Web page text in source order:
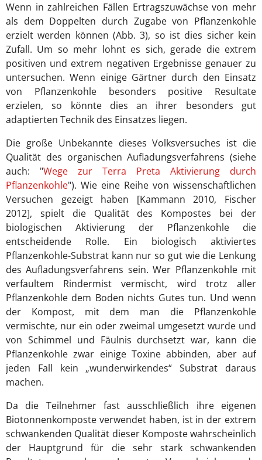
Wenn in zahlreichen Fällen Ertragszuwächse von mehr
als dem Doppelten durch Zugabe von Pflanzenkohle
erzielt werden können (Abb. 3), so ist dies sicher kein
Zufall. Um so mehr lohnt es sich, gerade die extrem
positiven und extrem negativen Ergebnisse genauer zu
untersuchen. Wenn einige Gärtner durch den Einsatz
von Pflanzenkohle besonders positive Resultate
erzielen, so könnte dies an ihrer besonders gut
adaptierten Technik des Einsatzes liegen.
Die große Unbekannte dieses Volksversuches ist die
Qualität des organischen Aufladungsverfahrens (siehe
auch: "Wege zur Terra Preta Aktivierung durch
Pflanzenkohle"). Wie eine Reihe von wissenschaftlichen
Versuchen gezeigt haben [Kammann 2010, Fischer
2012], spielt die Qualität des Kompostes bei der
biologischen Aktivierung der Pflanzenkohle die
entscheidende Rolle. Ein biologisch aktiviertes
Pflanzenkohle-Substrat kann nur so gut wie die Lenkung
des Aufladungsverfahrens sein. Wer Pflanzenkohle mit
verfaultem Rindermist vermischt, wird trotz aller
Pflanzenkohle dem Boden nichts Gutes tun. Und wenn
der Kompost, mit dem man die Pflanzenkohle
vermischte, nur ein oder zweimal umgesetzt wurde und
von Schimmel und Fäulnis durchsetzt war, kann die
Pflanzenkohle zwar einige Toxine abbinden, aber auf
jeden Fall kein „wunderwirkendes“ Substrat daraus
machen.
Da die Teilnehmer fast ausschließlich ihre eigenen
Biotonnenkomposte verwendet haben, ist in der extrem
schwankenden Qualität dieser Komposte wahrscheinlich
der Hauptgrund für die sehr stark schwankenden